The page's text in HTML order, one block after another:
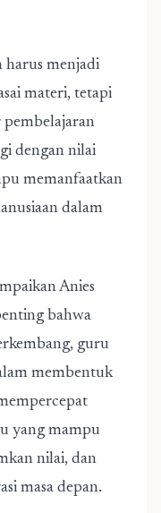
harus menjadi
materi, tetapi
dengan nilai
memanfaatkan
dalam
Anies
bahwa
guru
membentuk
yang mampu
nilai, dan
masa depan.